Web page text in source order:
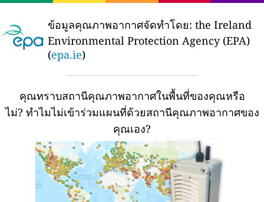
ข้อมูลคุณภาพอากาศจัดทำโดย: the Ireland
Environmental Protection Agency (EPA)
(epa.ie)
คุณทราบสถานีคุณภาพอากาศในพื้นที่ของคุณหรือ
ไม่? ทำไมไม่เข้าร่วมแผนที่ด้วยสถานีคุณภาพอากาศของ
คุณเอง?